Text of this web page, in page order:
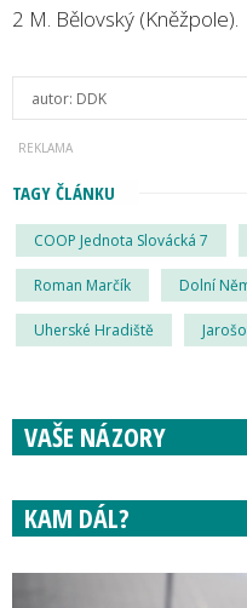
2 M. Bělovský (Kněžpole).
autor: DDK
TAGY ČLÁNKU
COOP Jednota Slovácká 7
Roman Marčík Dolní
Uherské Hradiště
VAŠE NÁZORY
KAM DÁL?